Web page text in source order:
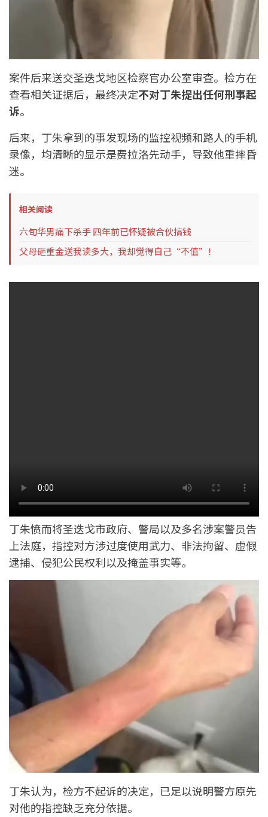
案件后来送交圣迭戈地区检察官办公室审查。检方在
查看相关证据后，最终决定不对丁朱提出任何刑事起
诉。
后来，丁朱拿到的事发现场的监控视频和路人的手机
录像，均清晰的显示是费拉洛先动手，导致他重摔昏
迷。
相关阅读
六旬华男痛下杀手 四年前已怀疑被合伙搞钱
父母砸重金送我读多大，我却觉得自己“不值”！
丁朱愤而将圣迭戈市政府、警局以及多名涉案警员告
上法庭，指控对方涉过度使用武力、非法拘留、虚假
逮捕、侵犯公民权利以及掩盖事实等。
丁朱认为，检方不起诉的决定，已足以说明警方原先
对他的指控缺乏充分依据。